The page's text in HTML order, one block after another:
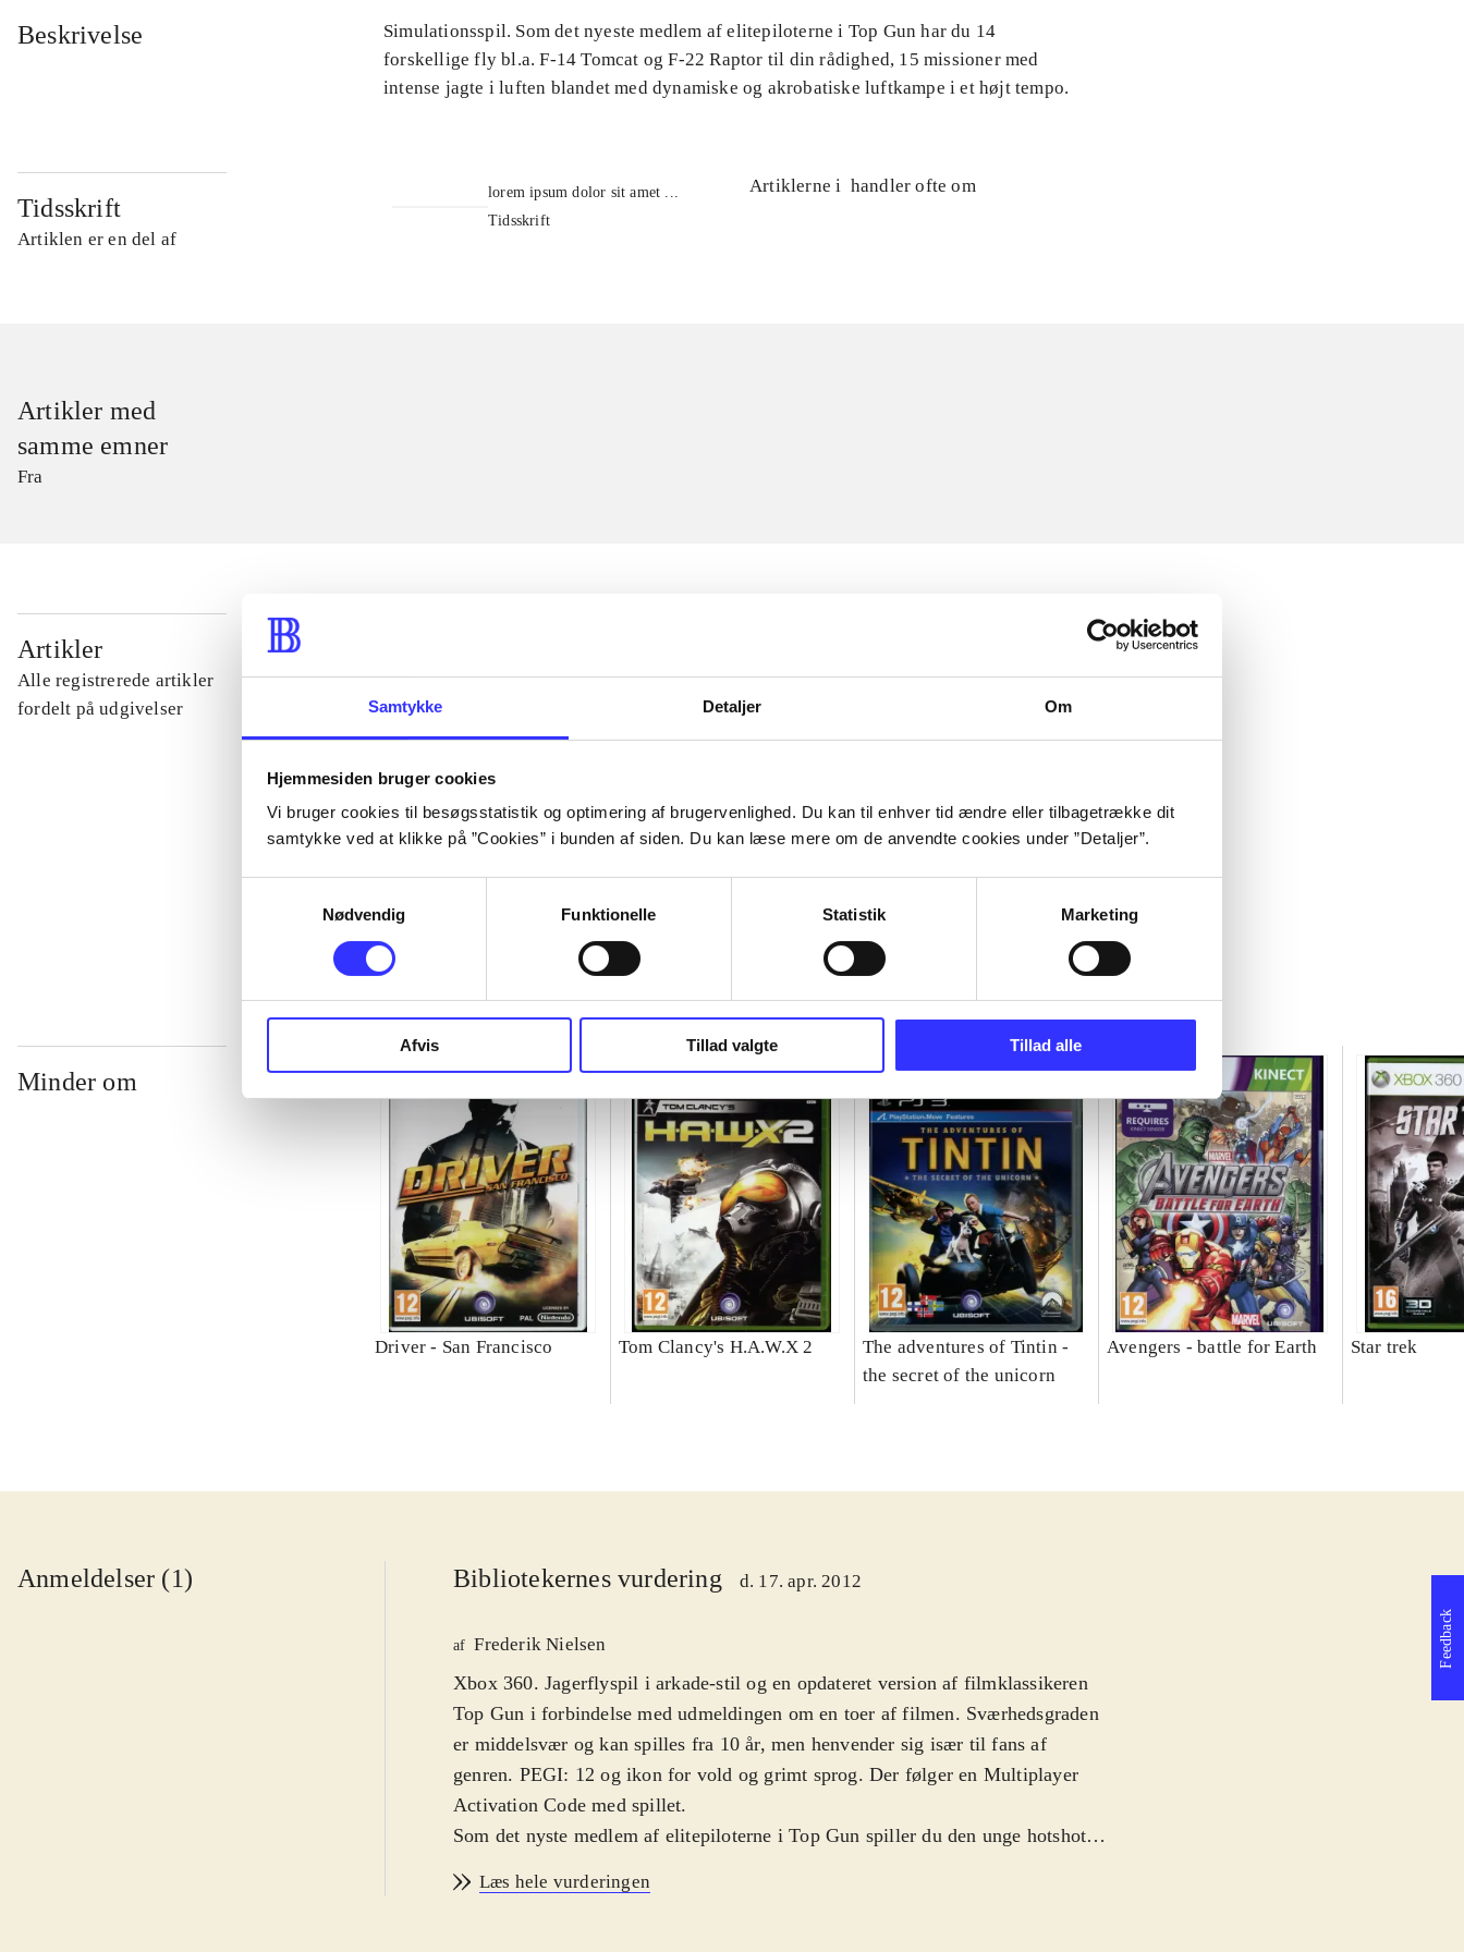
Samtykke Detaljer Om
Hjemmesiden bruger cookies
Vi bruger cookies til besøgsstatistik og optimering af brugervenlighed. Du kan til enhver tid ændre eller tilbagetrække dit
samtykke ved at klikke på ”Cookies” i bunden af siden. Du kan læse mere om de anvendte cookies under ”Detaljer”.
Nødvendig
Funktionelle Statistik Marketing
Afvis Tillad valgte Tillad alle
Beskrivelse
Simulationsspil. Som det nyeste medlem af elitepiloterne i Top Gun har du 14
forskellige fly bl.a. F-14 Tomcat og F-22 Raptor til din rådighed, 15 missioner med
intense jagte i luften blandet med dynamiske og akrobatiske luftkampe i et højt tempo.
Tidsskrift
Artiklen er en del af
lorem ipsum dolor sit amet ...
Tidsskrift
Artiklerne i handler ofte om
Artikler med
samme emner
Fra
Artikler
Alle registrerede artikler
fordelt på udgivelser
...
...
...
...
Minder om
Driver - San Francisco Tom Clancy's H.A.W.X 2
The adventures of Tintin -
the secret of the unicorn
Avengers - battle for Earth Star trek
Anmeldelser (1) Bibliotekernes vurdering d. 17. apr. 2012
af Frederik Nielsen
Xbox 360. Jagerflyspil i arkade-stil og en opdateret version af filmklassikeren
Top Gun i forbindelse med udmeldingen om en toer af filmen. Sværhedsgraden
er middelsvær og kan spilles fra 10 år, men henvender sig især til fans af
genren. PEGI: 12 og ikon for vold og grimt sprog. Der følger en Multiplayer
Activation Code med spillet.
Som det nyste medlem af elitepiloterne i Top Gun spiller du den unge hotshot
modstander, der skaber uro i Den Persiske Golf. Hard lock-systemet gør
Læs hele vurderingen
Feedback